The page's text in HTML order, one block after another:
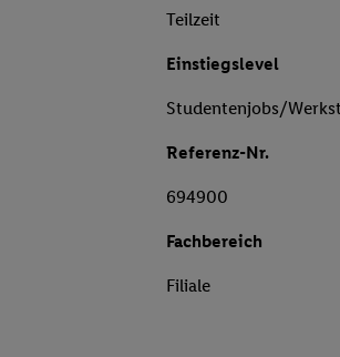
Teilzeit
Einstiegslevel
Studentenjobs/
Referenz-Nr.
694900
Fachbereich
Filiale